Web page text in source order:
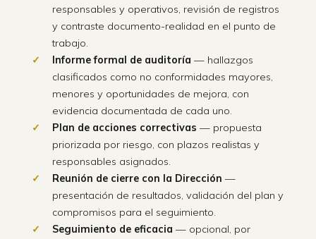
responsables y operativos, revisión de registros
y contraste documento-realidad en el punto de
trabajo.
Informe formal de auditoría — hallazgos
clasificados como no conformidades mayores,
menores y oportunidades de mejora, con
evidencia documentada de cada uno.
Plan de acciones correctivas — propuesta
priorizada por riesgo, con plazos realistas y
responsables asignados.
Reunión de cierre con la Dirección —
presentación de resultados, validación del plan y
compromisos para el seguimiento.
Seguimiento de eficacia — opcional, por